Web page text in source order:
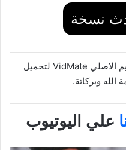
نسخة
كدا انتهي مقال تحميل فيد ميت القديم الاصلي VidMate لتحميل
علي اليوتيوب